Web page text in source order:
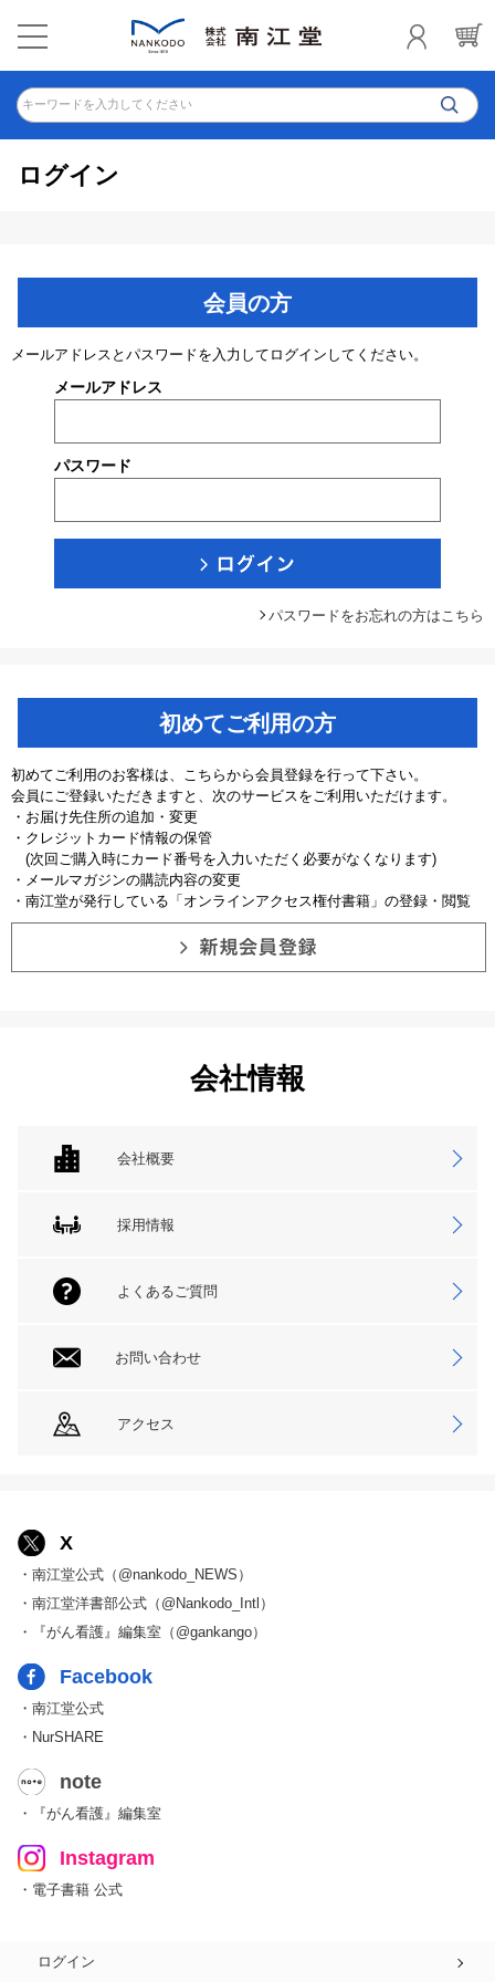
キーワードを入力してください
ログイン
会員の方
メールアドレスとパスワードを入力してログインしてください。
メールアドレス
パスワード
パスワードをお忘れの方はこちら
初めてご利用の方
初めてご利用のお客様は、こちらから会員登録を行って下さい。
会員にご登録いただきますと、次のサービスをご利用いただけます。
・お届け先住所の追加・変更
・クレジットカード情報の保管
(次回ご購入時にカード番号を入力いただく必要がなくなります)
・メールマガジンの購読内容の変更
・南江堂が発行している「オンラインアクセス権付書籍」の登録・閲覧
会社情報
会社概要
採用情報
よくあるご質問
お問い合わせ
アクセス
X
・南江堂公式（@nankodo_NEWS）
・南江堂洋書部公式（@Nankodo_Intl）
・『がん看護』編集室（@gankango）
Facebook
・南江堂公式
・NurSHARE
note
・『がん看護』編集室
Instagram
・電子書籍 公式
ログイン